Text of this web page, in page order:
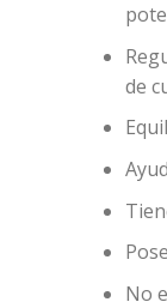
de
No